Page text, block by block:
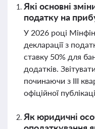
Які основні
податку на
У 2026 році
декларації з
ставку 50% для
додатків.
починаючи з ІІІ
офіційної
Як юридичні